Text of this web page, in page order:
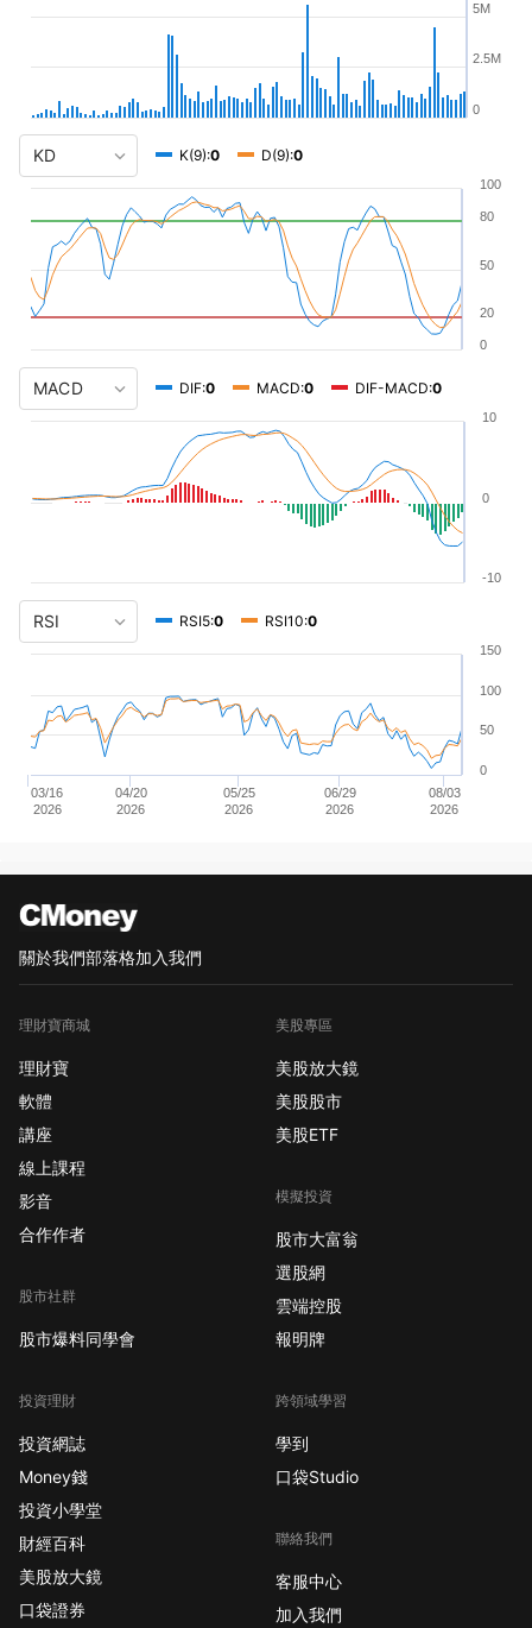
0
2.5M
5M
K(9):0 D(9):0
0
20
50
80
100
DIF:0 MACD:0 DIF-MACD:0
-10
0
10
RSI5:0 RSI10:0
08/03
2026
03/16
2026
04/20
2026
05/25
2026
06/29
2026
0
50
100
150
關於我們部落格加入我們
理財寶商城
理財寶
軟體
講座
線上課程
影音
合作作者
股市社群
股市爆料同學會
投資理財
投資網誌
Money錢
投資小學堂
財經百科
美股放大鏡
口袋證券
美股專區
美股放大鏡
美股股市
美股ETF
模擬投資
股市大富翁
選股網
雲端控股
報明牌
跨領域學習
學到
口袋Studio
聯絡我們
客服中心
加入我們